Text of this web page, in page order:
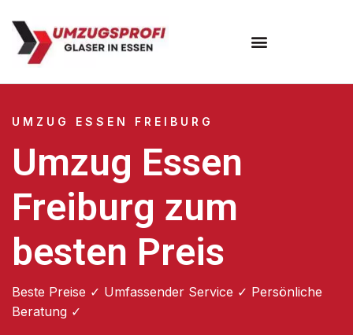
UMZUG ESSEN FREIBURG
Umzug Essen
Freiburg zum
besten Preis
Beste Preise ✓ Umfassender Service ✓ Persönliche
Beratung ✓